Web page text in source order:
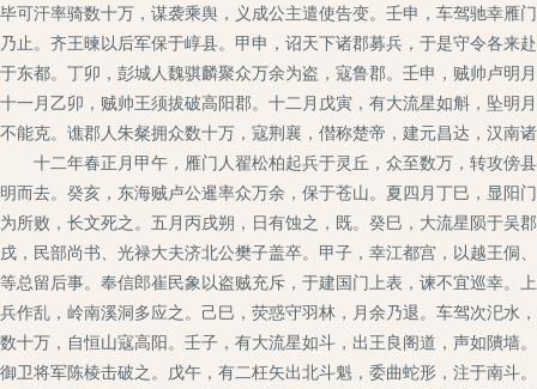
毕可汗率骑数十万，谋袭乘舆，义成公主遣使告变。壬申，车驾驰幸雁
乃止。齐王暕以后军保于崞县。甲申，诏天下诸郡募兵，于是守令各
于东都。丁卯，彭城人魏骐麟聚众万余为盗，寇鲁郡。壬申，贼帅卢明
十一月乙卯，贼帅王须拔破高阳郡。十二月戊寅，有大流星如斛，坠明
不能克。谯郡人朱粲拥众数十万，寇荆襄，僣称楚帝，建元昌达，汉南
十二年春正月甲午，雁门人翟松柏起兵于灵丘，众至数万，转攻傍
明而去。癸亥，东海贼卢公暹率众万余，保于苍山。夏四月丁巳，显
为所败，长文死之。五月丙戌朔，日有蚀之，既。癸巳，大流星陨于
戌，民部尚书、光禄大夫济北公樊子盖卒。甲子，幸江都宫，以越王
等总留后事。奉信郎崔民象以盗贼充斥，于建国门上表，谏不宜巡幸。
兵作乱，岭南溪洞多应之。己巳，荧惑守羽林，月余乃退。车驾次汜水
数十万，自恒山寇高阳。壬子，有大流星如斗，出王良阁道，声如隤墙
御卫将军陈棱击破之。戊午，有二枉矢出北斗魁，委曲蛇形，注于南斗